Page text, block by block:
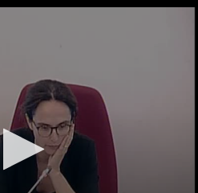
dei Deputati